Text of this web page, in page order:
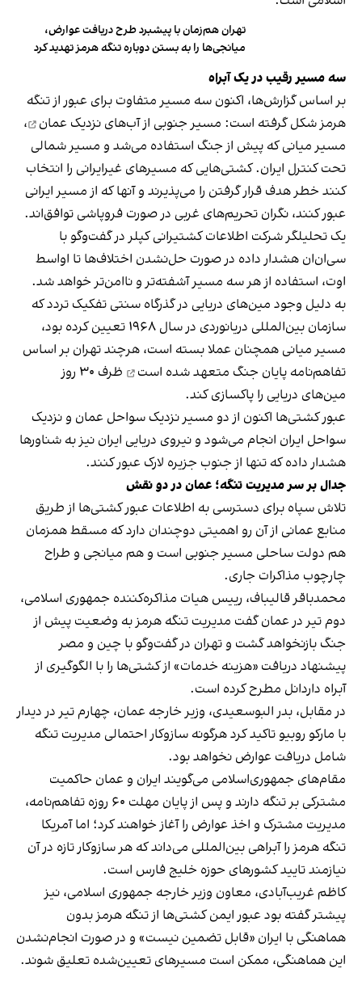
تهران هم‌زمان با پیشبرد طرح دریافت عوارض،
میانجی‌ها را به بستن دوباره تنگه هرمز تهدید کرد
سه مسیر رقیب در یک آبراه
بر اساس گزارش‌ها، اکنون سه مسیر متفاوت برای عبور از تنگه
هرمز شکل گرفته است: مسیر جنوبی ازآب‌های نزدیک عمان
،
مسیر میانی که پیش از جنگ استفاده می‌شد و مسیر شمالی
تحت کنترل ایران. کشتی‌هایی که مسیرهای غیرایرانی را انتخاب
کنند خطر هدف قرار گرفتن را می‌پذیرند و آنها که از مسیر ایرانی
عبور کنند، نگران تحریم‌های غربی در صورت فروپاشی توافق‌اند.
یک تحلیلگر شرکت اطلاعات کشتیرانی کپلر در گفت‌و‌گو با
سی‌ان‌ان هشدار داده در صورت حل‌نشدن اختلاف‌ها تا اواسط
اوت، استفاده از هر سه مسیر آشفته‌تر و ناامن‌تر خواهد شد.
به دلیل وجود مین‌های دریایی در گذرگاه سنتی تفکیک تردد که
سازمان بین‌المللی دریانوردی در سال ۱۹۶۸ تعیین کرده بود،
مسیر میانی همچنان عملا بسته است، هرچند تهران بر اساس
تفاهم‌نامه پایان جنگ متعهد شده است
ظرف ۳۰ روز
مین‌های دریایی را پاکسازی کند.
عبور کشتی‌ها اکنون از دو مسیر نزدیک سواحل عمان و نزدیک
سواحل ایران انجام می‌شود و نیروی دریایی ایران نیز به شناورها
هشدار داده که تنها از جنوب جزیره لارک عبور کنند.
جدال بر سر مدیریت تنگه؛ عمان در دو نقش
تلاش سپاه برای دسترسی به اطلاعات عبور کشتی‌ها از طریق
منابع عمانی از آن رو اهمیتی دوچندان دارد که مسقط همزمان
هم دولت ساحلی مسیر جنوبی است و هم میانجی و طراح
چارچوب مذاکرات جاری.
محمدباقر قالیباف، رییس هیات مذاکره‌کننده جمهوری اسلامی،
دوم تیر در عمان گفت مدیریت تنگه هرمز به وضعیت پیش از
جنگ بازنخواهد گشت و تهران در گفت‌وگو با چین و مصر
پیشنهاد دریافت «هزینه خدمات» از کشتی‌ها را با الگوگیری از
آبراه داردانل مطرح کرده است.
در مقابل، بدر البوسعیدی، وزیر خارجه عمان، چهارم تیر در دیدار
با مارکو روبیو تاکید کرد هرگونه سازوکار احتمالی مدیریت تنگه
شامل دریافت عوارض نخواهد بود.
مقام‌های جمهوری‌اسلامی می‌گویند ایران و عمان حاکمیت
مشترکی بر تنگه دارند و پس از پایان مهلت ۶۰ روزه تفاهم‌نامه،
مدیریت مشترک و اخذ عوارض را آغاز خواهند کرد؛ اما آمریکا
تنگه هرمز را آبراهی بین‌المللی می‌داند که هر سازوکار تازه در آن
نیازمند تایید کشورهای حوزه خلیج فارس است.
کاظم غریب‌آبادی، معاون وزیر خارجه جمهوری اسلامی، نیز
پیشتر گفته بود عبور ایمن کشتی‌ها از تنگه هرمز بدون
هماهنگی با ایران «قابل تضمین نیست» و در صورت انجام‌نشدن
این هماهنگی، ممکن است مسیرهای تعیین‌شده تعلیق شوند.